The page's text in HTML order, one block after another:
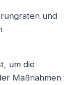
und
um die
Maßnahmen